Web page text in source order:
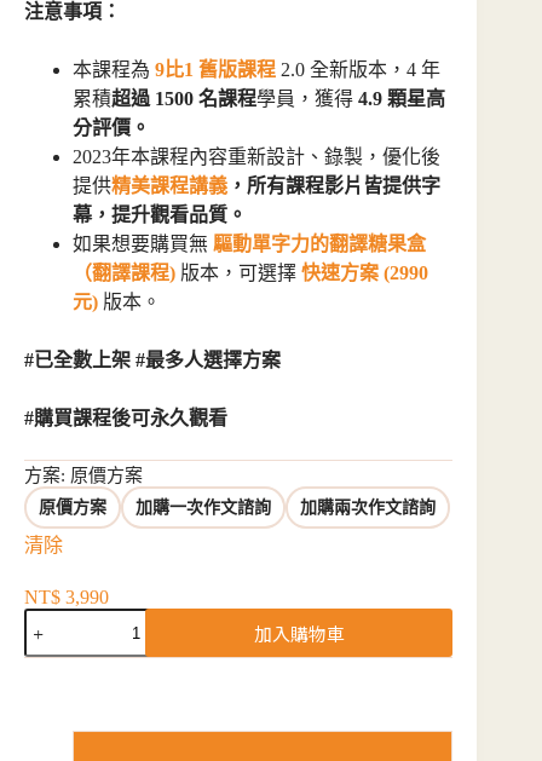
注意事項：
本課程為 9比1 舊版課程 2.0 全新版本，4 年
累積超過 1500 名課程學員，獲得 4.9 顆星高
分評價。
2023年本課程內容重新設計、錄製，優化後
提供精美課程講義 ，所有課程影片皆提供字
幕，提升觀看品質。
如果想要購買無 驅動單字力的翻譯糖果盒
（翻譯課程) 版本，可選擇 快速方案 (2990
元) 版本。
#已全數上架 #最多人選擇方案
#購買課程後可永久觀看
方案: 原價方案
原價方案 加購一次作文諮詢 加購兩次作文諮詢
清除
NT$ 3,990
加入購物車